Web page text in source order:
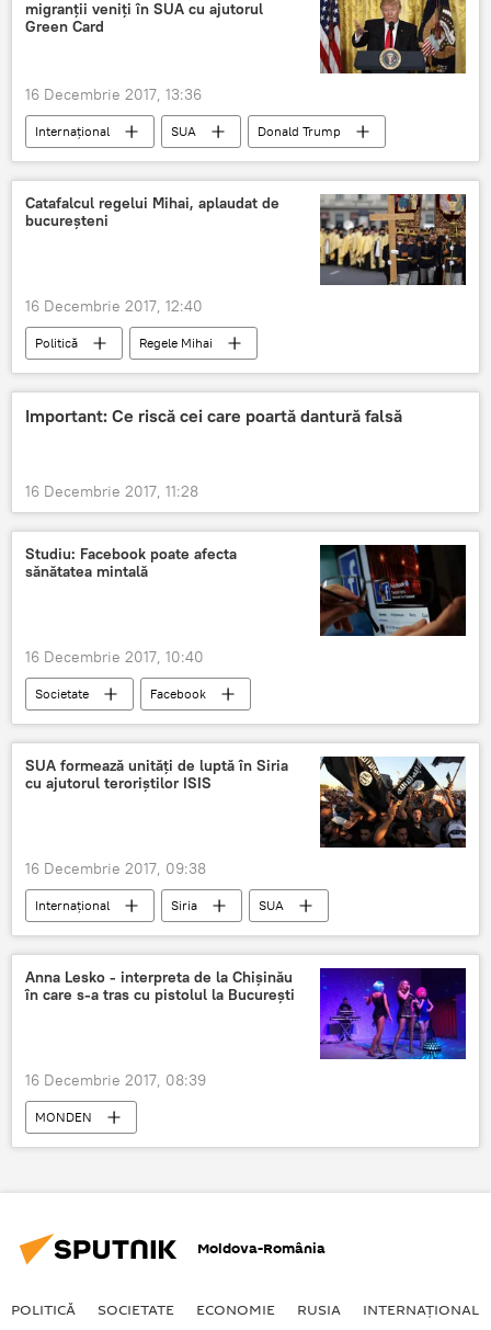
migranții veniți în SUA cu ajutorul
Green Card
16 Decembrie 2017, 13:36
Internaţional SUA
Donald Trump
visa
Green card
loterie
imigrare
Catafalcul regelui Mihai, aplaudat de
bucureșteni
16 Decembrie 2017, 12:40
Politică
Regele Mihai
Casa Regală a României
Regele Mihai I a plecat în lumea celor drepți
Important: Ce riscă cei care poartă dantură falsă
16 Decembrie 2017, 11:28
Studiu: Facebook poate afecta
sănătatea mintală
16 Decembrie 2017, 10:40
Societate Facebook
SUA formează unități de luptă în Siria
cu ajutorul teroriștilor ISIS
16 Decembrie 2017, 09:38
Internaţional Siria
SUA
ISIS
Războiul din Siria. Tensiunile din provincia Idlib
Statul Islamic
Anna Lesko - interpreta de la Chișinău
în care s-a tras cu pistolul la București
16 Decembrie 2017, 08:39
MONDEN
Moldova-România
POLITICĂ SOCIETATE ECONOMIE RUSIA INTERNAŢIONAL